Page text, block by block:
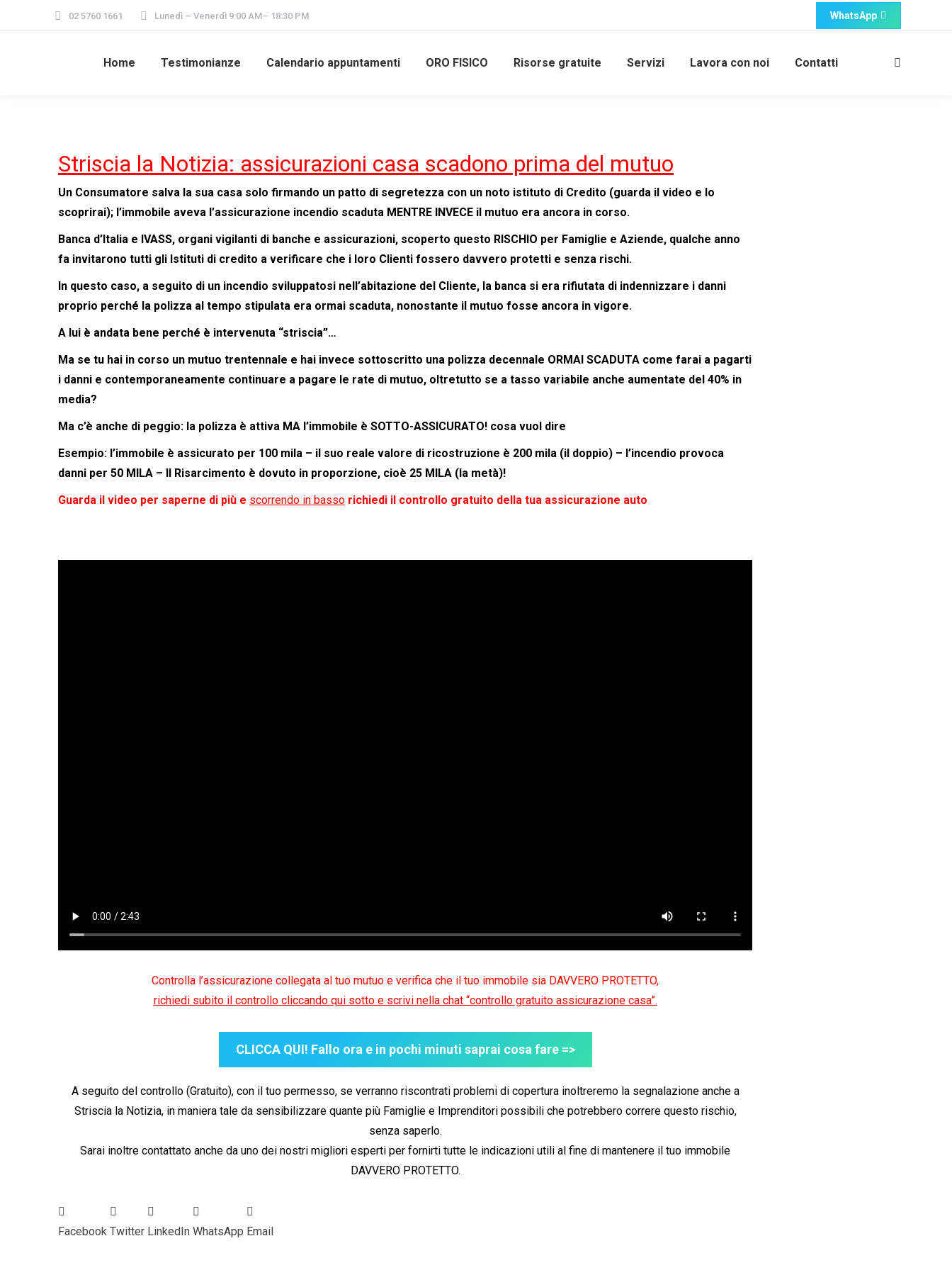
02 5760 1661 Lunedì – Venerdì 9:00 AM– 18:30 PM WhatsApp
Home Testimonianze Calendario appuntamenti ORO FISICO Risorse gratuite Servizi Lavora con noi Contatti
Striscia la Notizia: assicurazioni casa scadono prima del mutuo
Un Consumatore salva la sua casa solo firmando un patto di segretezza con un noto istituto di Credito (guarda il video e lo
scoprirai); l’immobile aveva l’assicurazione incendio scaduta MENTRE INVECE il mutuo era ancora in corso.
Banca d’Italia e IVASS, organi vigilanti di banche e assicurazioni, scoperto questo RISCHIO per Famiglie e Aziende, qualche anno
fa invitarono tutti gli Istituti di credito a verificare che i loro Clienti fossero davvero protetti e senza rischi.
In questo caso, a seguito di un incendio sviluppatosi nell’abitazione del Cliente, la banca si era rifiutata di indennizzare i danni
proprio perché la polizza al tempo stipulata era ormai scaduta, nonostante il mutuo fosse ancora in vigore.
A lui è andata bene perché è intervenuta “striscia”…
Ma se tu hai in corso un mutuo trentennale e hai invece sottoscritto una polizza decennale ORMAI SCADUTA come farai a pagarti
i danni e contemporaneamente continuare a pagare le rate di mutuo, oltretutto se a tasso variabile anche aumentate del 40% in
media?
Ma c’è anche di peggio: la polizza è attiva MA l’immobile è SOTTO-ASSICURATO! cosa vuol dire
Esempio: l’immobile è assicurato per 100 mila – il suo reale valore di ricostruzione è 200 mila (il doppio) – l’incendio provoca
danni per 50 MILA – Il Risarcimento è dovuto in proporzione, cioè 25 MILA (la metà)!
Guarda il video per saperne di più e scorrendo in basso richiedi il controllo gratuito della tua assicurazione auto
Controlla l’assicurazione collegata al tuo mutuo e verifica che il tuo immobile sia DAVVERO PROTETTO,
richiedi subito il controllo cliccando qui sotto e scrivi nella chat “controllo gratuito assicurazione casa”.
CLICCA QUI! Fallo ora e in pochi minuti saprai cosa fare =>
A seguito del controllo (Gratuito), con il tuo permesso, se verranno riscontrati problemi di copertura inoltreremo la segnalazione anche a
Striscia la Notizia, in maniera tale da sensibilizzare quante più Famiglie e Imprenditori possibili che potrebbero correre questo rischio,
senza saperlo.
Sarai inoltre contattato anche da uno dei nostri migliori esperti per fornirti tutte le indicazioni utili al fine di mantenere il tuo immobile
DAVVERO PROTETTO.
Facebook Twitter LinkedIn WhatsApp Email